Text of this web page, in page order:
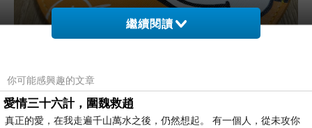
繼續閱讀
你可能感興趣的文章
愛情三十六計，圍魏救趙
真正的愛，在我走遍千山萬水之後，仍然想起。 有一個人，從未攻你